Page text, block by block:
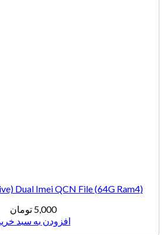
5,000تومان
افزودن به سبد خرید